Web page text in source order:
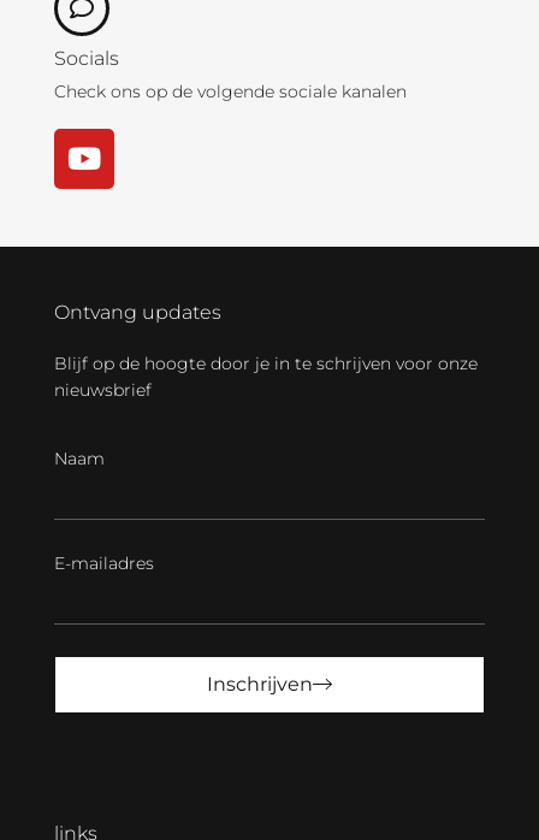
Socials
Check ons op de volgende sociale kanalen
links
Ontvang updates
Blijf op de hoogte door je in te schrijven voor onze
nieuwsbrief
Naam
E-mailadres
Inschrijven